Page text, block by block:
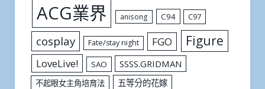
ACG業界 anisong C94 C97
cosplay Fate/stay night FGO Figure
LoveLive! SAO SSSS.GRIDMAN
不起眼女主角培育法 五等分的花嫁